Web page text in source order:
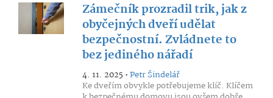
Zámečník prozradil trik, jak z
obyčejných dveří udělat
bezpečnostní. Zvládnete to
bez jediného nářadí
4. 11. 2025 •Petr Šindelář
Ke dveřím obvykle potřebujeme klíč. Klíčem